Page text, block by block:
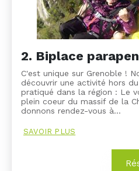
2. Biplace
C'est unique sur Grenoble !
découvrir une activité hors
pratiqué dans la région : Le
plein coeur du massif de la
donnons rendez-vous à…
SAVOIR PLUS